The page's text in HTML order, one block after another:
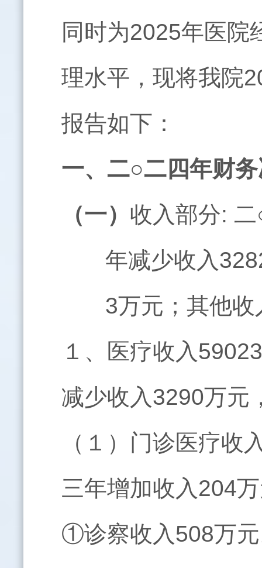
同时为2025年医院
理水平，现将我院
报告如下：
一、二○二四年财
（一） 收入部分:
年减少收入
3万元；其他
１、医疗收入
减少收入3290万元
（１）门诊医疗
三年增加收入204
①诊察收入508万